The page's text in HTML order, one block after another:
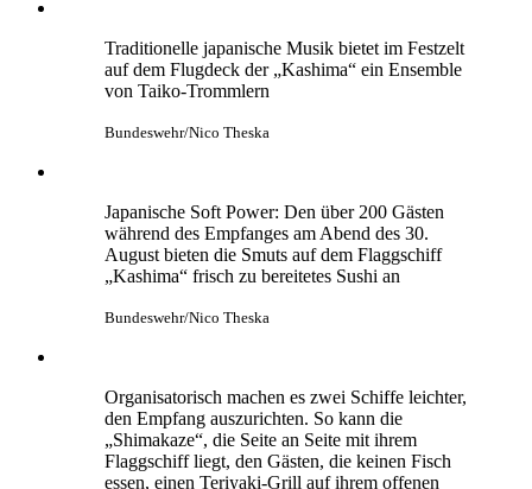
auf dem Flugdeck der „Kashima“ ein Ensemble